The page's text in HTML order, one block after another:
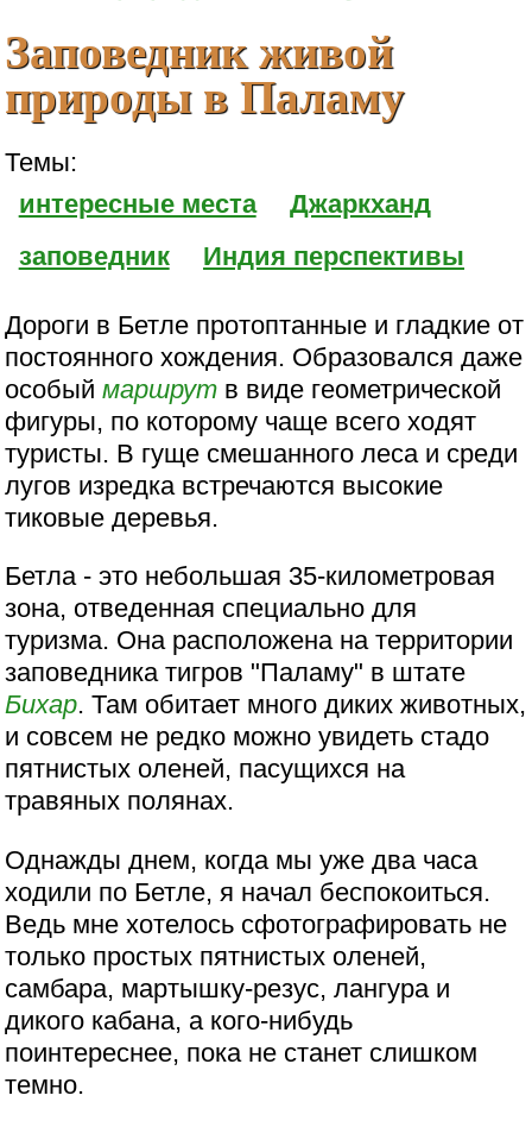
Заповедник живой
природы в Паламу
Темы:
интересные места
Джаркханд
заповедник
Индия перспективы
Дороги в Бетле протоптанные и гладкие от
постоянного хождения. Образовался даже
особыймаршрут в виде геометрической
фигуры, по которому чаще всего ходят
туристы. В гуще смешанного леса и среди
лугов изредка встречаются высокие
тиковые деревья.
Бетла - это небольшая 35-километровая
зона, отведенная специально для
туризма. Она расположена на территории
заповедника тигров "Паламу" в штате
Бихар. Там обитает много диких животных,
и совсем не редко можно увидеть стадо
пятнистых оленей, пасущихся на
травяных полянах.
Однажды днем, когда мы уже два часа
ходили по Бетле, я начал беспокоиться.
Ведь мне хотелось сфотографировать не
только простых пятнистых оленей,
самбара, мартышку-резус, лангура и
дикого кабана, а кого-нибудь
поинтереснее, пока не станет слишком
темно.